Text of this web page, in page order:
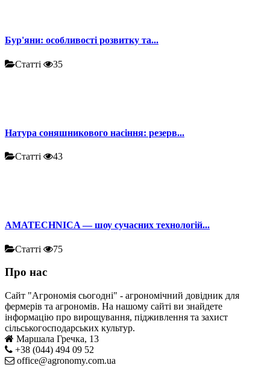
Бур'яни: особливості розвитку та...
Статті 35
Натура соняшникового насіння: резерв...
Статті 43
AMATECHNICA — шоу сучасних технологій...
Статті 75
Про нас
Сайт "Агрономія сьогодні" - агрономічний довідник для
фермерів та агрономів. На нашому сайті ви знайдете
інформацію про вирощування, підживлення та захист
сільськогосподарських культур.
Маршала Гречка, 13
+38 (044) 494 09 52
office@agronomy.com.ua